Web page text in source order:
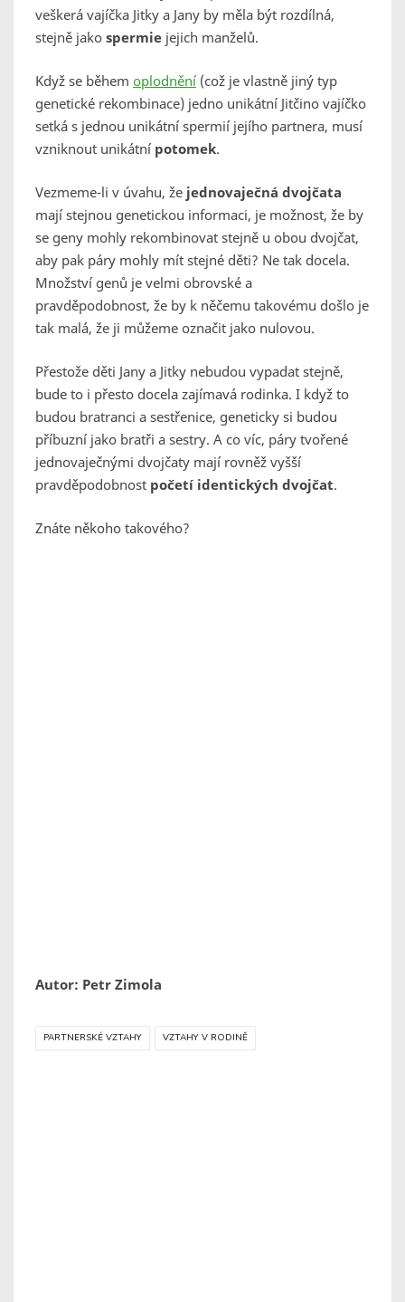
veškerá vajíčka Jitky a Jany by měla být rozdílná,
stejně jako spermie jejich manželů.
Když se během oplodnění (což je vlastně jiný typ
genetické rekombinace) jedno unikátní Jitčino vajíčko
setká s jednou unikátní spermií jejího partnera, musí
vzniknout unikátní potomek.
Vezmeme-li v úvahu, že jednovaječná dvojčata
mají stejnou genetickou informaci, je možnost, že by
se geny mohly rekombinovat stejně u obou dvojčat,
aby pak páry mohly mít stejné děti? Ne tak docela.
Množství genů je velmi obrovské a
pravděpodobnost, že by k něčemu takovému došlo je
tak malá, že ji můžeme označit jako nulovou.
Přestože děti Jany a Jitky nebudou vypadat stejně,
bude to i přesto docela zajímavá rodinka. I když to
budou bratranci a sestřenice, geneticky si budou
příbuzní jako bratři a sestry. A co víc, páry tvořené
jednovaječnými dvojčaty mají rovněž vyšší
pravděpodobnost početí identických dvojčat.
Znáte někoho takového?
Autor: Petr Zimola
PARTNERSKÉ VZTAHY VZTAHY V RODINĚ